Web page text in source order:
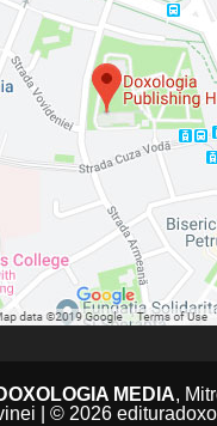
MEDIA,
| © 2026